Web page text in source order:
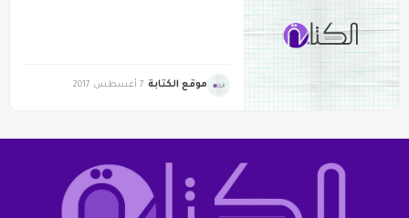
موقع الكتابة 7 أغسطس 2017